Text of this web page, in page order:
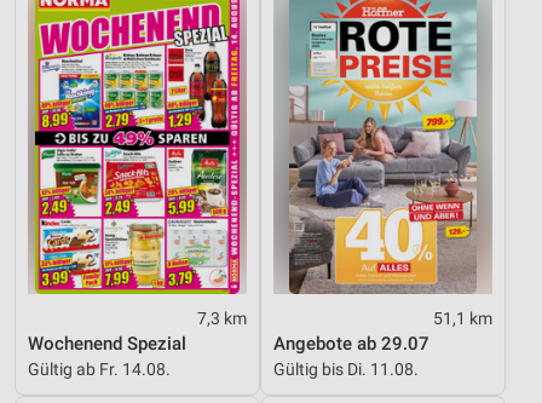
7,3 km
Wochenend Spezial
Gültig ab Fr. 14.08.
51,1 km
Angebote ab 29.07
Gültig bis Di. 11.08.